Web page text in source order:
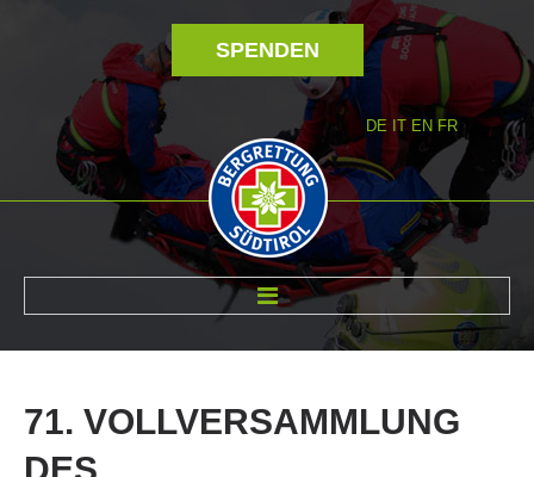
SPENDEN
DE IT EN FR
71. VOLLVERSAMMLUNG